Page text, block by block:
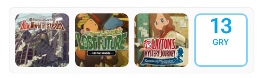
13
GRY